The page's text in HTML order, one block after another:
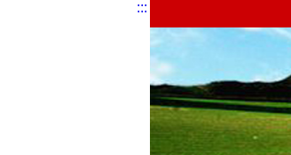
:::